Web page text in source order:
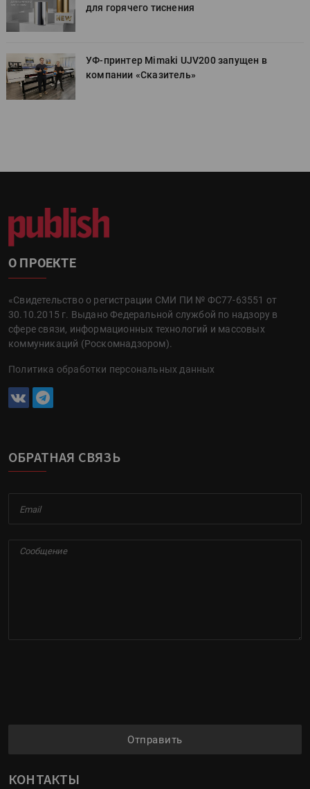
для горячего тиснения
УФ-принтер Mimaki UJV200 запущен в
компании «Сказитель»
О ПРОЕКТЕ
«Свидетельство о регистрации СМИ ПИ № ФС77-63551 от
30.10.2015 г. Выдано Федеральной службой по надзору в
сфере связи, информационных технологий и массовых
коммуникаций (Роскомнадзором).
Политика обработки персональных данных
ОБРАТНАЯ СВЯЗЬ
Отправить
КОНТАКТЫ